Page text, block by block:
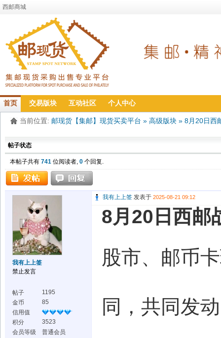
西邮商城
首页 交易版块 互动社区 个人中心
当前位置: 邮现货【集邮】现货买卖平台 » 高级版块 » 8月20日西
帖子状态
本帖子共有 741 位阅读者, 0 个回复.
我有上上签
禁止发言
帖子
1195
金币
85
信用值
积分
3523
会员等级
普通会员
我有上上签 发表于 2025-08-21 09:12
8月20日西邮
股市、邮币
同，共同发